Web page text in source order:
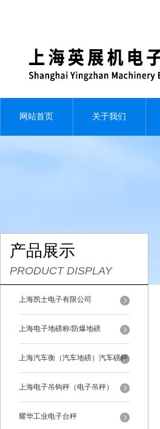
网站首页 关于我们
产品展示
PRODUCT DISPLAY
上海凯士电子有限公司
上海电子地磅称/防爆地磅
上海汽车衡（汽车地磅）汽车磅秤
上海电子吊钩秤（电子吊秤）
耀华工业电子台秤